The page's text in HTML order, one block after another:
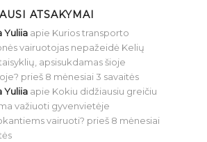
ATSAKYMAI
Yuliia apie Kurios transporto
vairuotojas nepažeidė Kelių
apsisukdamas šioje
prieš 8 mėnesiai 3 savaitės
Yuliia apie Kokiu didžiausiu greičiu
važiuoti gyvenvietėje
vairuoti? prieš 8 mėnesiai